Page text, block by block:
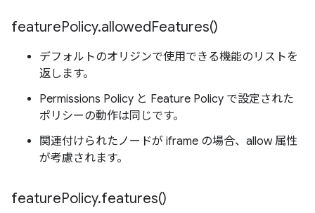
featurePolicy.allowedFeatures()
デフォルトのオリジンで使用できる機能のリストを
返します。
Permissions Policy と Feature Policy で設定された
ポリシーの動作は同じです。
関連付けられたノードが iframe の場合、allow 属性
が考慮されます。
featurePolicy.features()